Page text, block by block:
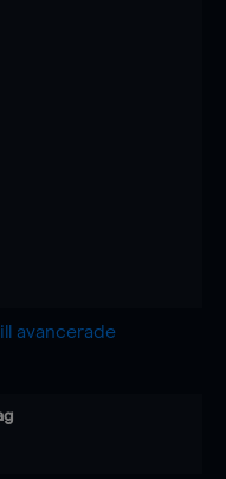
avancerade